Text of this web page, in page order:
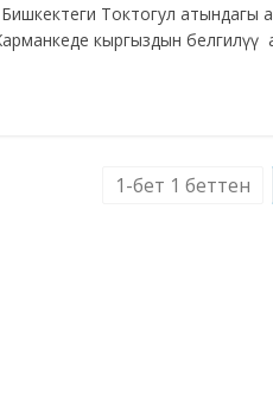
Токтогул атындагы
кыргыздын белгилүү
1-бет 1 беттен